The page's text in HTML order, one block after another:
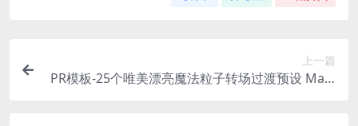
上一篇
PR模板-25个唯美漂亮魔法粒子转场过渡预设 Magi